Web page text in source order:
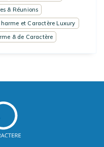
& Réunions
et Caractère Luxury
& de Caractère